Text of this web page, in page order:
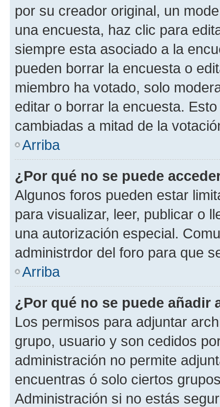
por su creador original, un
una encuesta, haz clic para
siempre esta asociado a la
pueden borrar la encuesta o
miembro ha votado, solo
editar o borrar la encuesta.
cambiadas a mitad de la
Arriba
¿Por qué no se puede
Algunos foros pueden estar
para visualizar, leer, publicar o
una autorización especial.
administrdor del foro para que
Arriba
¿Por qué no se puede añadir
Los permisos para adjuntar
grupo, usuario y son cedidos
administración no permite
encuentras ó solo ciertos
Administración si no estás